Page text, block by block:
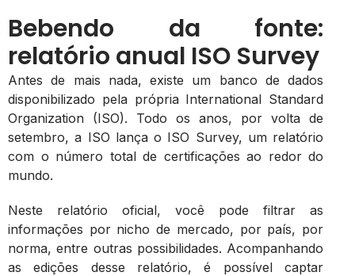
Bebendo da fonte:
relatório anual ISO Survey
Antes de mais nada, existe um banco de dados
disponibilizado pela própria International Standard
Organization (ISO). Todo os anos, por volta de
setembro, a ISO lança o ISO Survey, um relatório
com o número total de certificações ao redor do
mundo.
Neste relatório oficial, você pode filtrar as
informações por nicho de mercado, por país, por
norma, entre outras possibilidades. Acompanhando
as edições desse relatório, é possível captar